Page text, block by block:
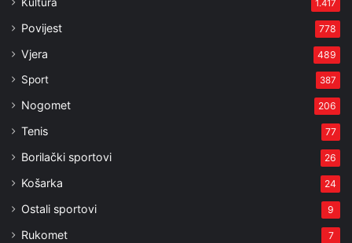
Kultura 1.417
Povijest 778
Vjera 489
Sport 387
Nogomet 206
Tenis 77
Borilački sportovi 26
Košarka 24
Ostali sportovi 9
Rukomet 7